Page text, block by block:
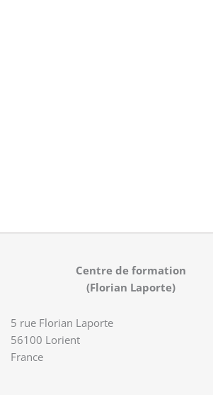
Centre de formation
(Florian Laporte)
5 rue Florian Laporte
56100 Lorient
France